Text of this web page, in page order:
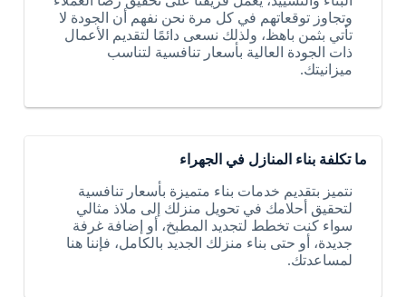
وتجاوز توقعاتهم في كل مرة نحن نفهم أن الجودة لا
تأتي بثمن باهظ، ولذلك نسعى دائمًا لتقديم الأعمال
ذات الجودة العالية بأسعار تنافسية لتناسب
ميزانيتك.
ما تكلفة بناء المنازل في الجهراء
نتميز بتقديم خدمات بناء متميزة بأسعار تنافسية
لتحقيق أحلامك في تحويل منزلك إلى ملاذ مثالي
سواء كنت تخطط لتجديد المطبخ، أو إضافة غرفة
جديدة، أو حتى بناء منزلك الجديد بالكامل، فإننا هنا
لمساعدتك.